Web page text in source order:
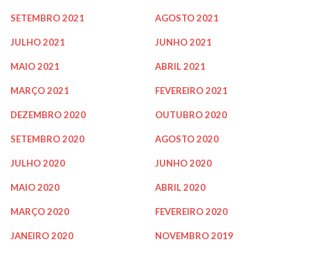
SETEMBRO 2021 AGOSTO 2021
JULHO 2021 JUNHO 2021
MAIO 2021 ABRIL 2021
MARÇO 2021 FEVEREIRO 2021
DEZEMBRO 2020 OUTUBRO 2020
SETEMBRO 2020 AGOSTO 2020
JULHO 2020 JUNHO 2020
MAIO 2020 ABRIL 2020
MARÇO 2020 FEVEREIRO 2020
JANEIRO 2020 NOVEMBRO 2019